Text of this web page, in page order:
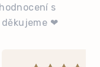
s
děkujeme ❤